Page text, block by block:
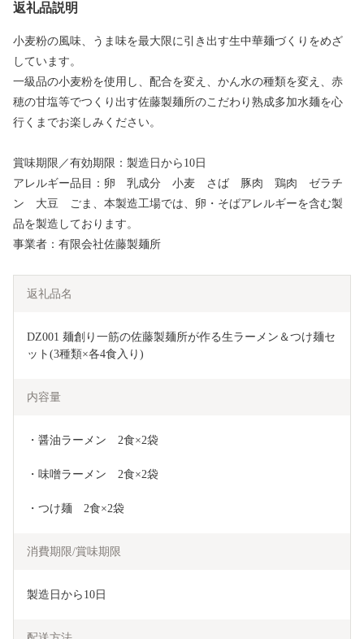
返礼品説明
小麦粉の風味、うま味を最大限に引き出す生中華麺づくりをめざ
しています。
一級品の小麦粉を使用し、配合を変え、かん水の種類を変え、赤
穂の甘塩等でつくり出す佐藤製麺所のこだわり熟成多加水麺を心
行くまでお楽しみください。
賞味期限／有効期限：製造日から10日
アレルギー品目：卵 乳成分 小麦 さば 豚肉 鶏肉 ゼラチ
ン 大豆 ごま、本製造工場では、卵・そばアレルギーを含む製
品を製造しております。
事業者：有限会社佐藤製麺所
返礼品名
DZ001 麺創り一筋の佐藤製麺所が作る生ラーメン＆つけ麺セ
ット(3種類×各4食入り)
内容量
・醤油ラーメン　2食×2袋
・味噌ラーメン　2食×2袋
・つけ麺　2食×2袋
消費期限/賞味期限
製造日から10日